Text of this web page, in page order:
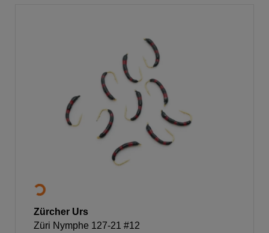
Zürcher Urs
Züri Nymphe 127-21 #12